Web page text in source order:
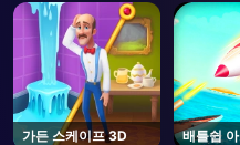
가든 스케이프 3D 배틀쉽